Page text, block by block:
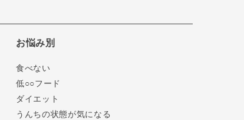
お悩み別
食べない
低○○フード
ダイエット
うんちの状態が気になる